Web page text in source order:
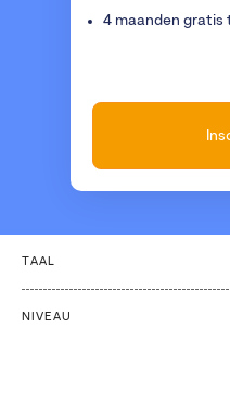
4 maanden gratis
TAAL
NIVEAU